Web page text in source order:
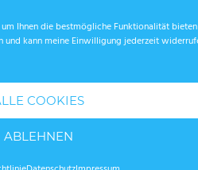
Ihnen die bestmögliche Funktionalität
und kann meine Einwilligung jederzeit
COOKIES
ABLEHNEN